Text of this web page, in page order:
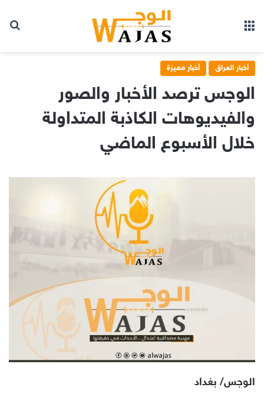
أخبار العراق أخبار مميزة
الوجس ترصد الأخبار والصور
والفيديوهات الكاذبة المتداولة
خلال الأسبوع الماضي
الوجس/ بغداد